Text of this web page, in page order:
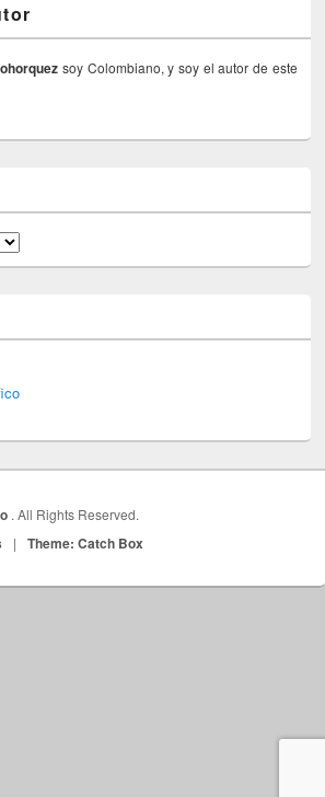
soy Colombiano, y soy el autor de este
. All Rights Reserved.
| Theme: Catch Box